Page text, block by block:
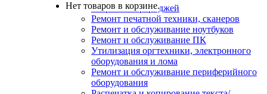
Нет товаров в корзине.
Заправка картриджей
Ремонт печатной техники, сканеров
Ремонт и обслуживание ноутбуков
Ремонт и обслуживание ПК
Утилизация оргтехники, электронного
оборудования и лома
Ремонт и обслуживание периферийного
оборудования